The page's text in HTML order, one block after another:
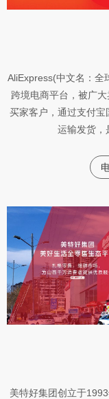
AliExpress(中文名：全
跨境电商平台，被广
买家客户，通过支付
运输发货，
美特好集团创立于